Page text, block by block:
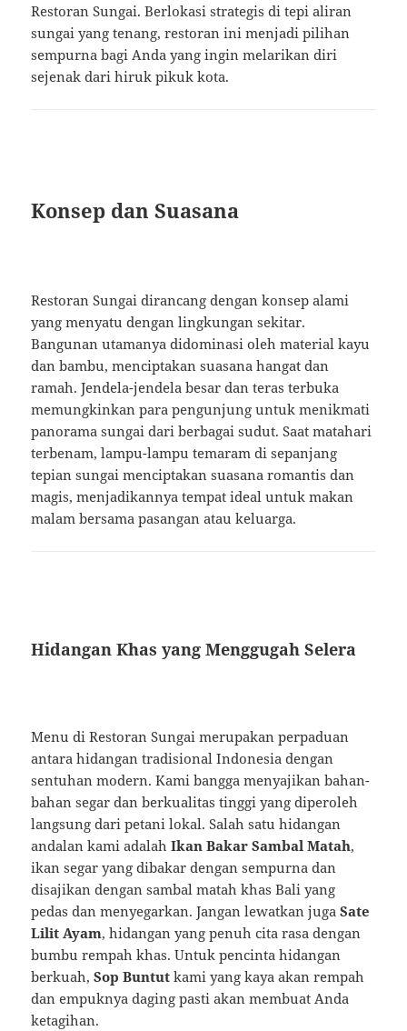
Restoran Sungai. Berlokasi strategis di tepi aliran
sungai yang tenang, restoran ini menjadi pilihan
sempurna bagi Anda yang ingin melarikan diri
sejenak dari hiruk pikuk kota.
Konsep dan Suasana
Restoran Sungai dirancang dengan konsep alami
yang menyatu dengan lingkungan sekitar.
Bangunan utamanya didominasi oleh material kayu
dan bambu, menciptakan suasana hangat dan
ramah. Jendela-jendela besar dan teras terbuka
memungkinkan para pengunjung untuk menikmati
panorama sungai dari berbagai sudut. Saat matahari
terbenam, lampu-lampu temaram di sepanjang
tepian sungai menciptakan suasana romantis dan
magis, menjadikannya tempat ideal untuk makan
malam bersama pasangan atau keluarga.
Hidangan Khas yang Menggugah Selera
Menu di Restoran Sungai merupakan perpaduan
antara hidangan tradisional Indonesia dengan
sentuhan modern. Kami bangga menyajikan bahan-
bahan segar dan berkualitas tinggi yang diperoleh
langsung dari petani lokal. Salah satu hidangan
andalan kami adalahIkan Bakar Sambal Matah,
ikan segar yang dibakar dengan sempurna dan
disajikan dengan sambal matah khas Bali yang
pedas dan menyegarkan. Jangan lewatkan jugaSate
Lilit Ayam, hidangan yang penuh cita rasa dengan
bumbu rempah khas. Untuk pencinta hidangan
berkuah,Sop Buntut kami yang kaya akan rempah
dan empuknya daging pasti akan membuat Anda
ketagihan.